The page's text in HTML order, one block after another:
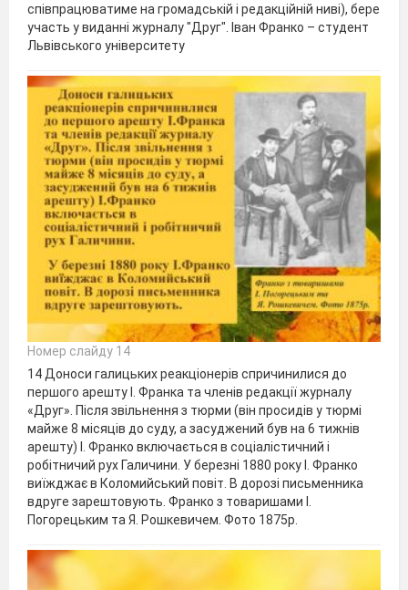
співпрацюватиме на громадській і редакційній ниві), бере
участь у виданні журналу "Друг". Іван Франко – студент
Львівського університету
Номер слайду 14
14 Доноси галицьких реакціонерів спричинилися до
першого арешту І. Франка та членів редакції журналу
«Друг». Після звільнення з тюрми (він просидів у тюрмі
майже 8 місяців до суду, а засуджений був на 6 тижнів
арешту) І. Франко включається в соціалістичний і
робітничий рух Галичини. У березні 1880 року І. Франко
виїжджає в Коломийський повіт. В дорозі письменника
вдруге зарештовують. Франко з товаришами І.
Погорецьким та Я. Рошкевичем. Фото 1875р.